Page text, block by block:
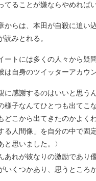
てることが嫌ならやめれば
らは、本田が自殺に追い
読みとれる。
トには多くの人々から疑
は自身のツイッターアカウ
に感謝するのはいいと思
様子なんてひとつも出てこ
どこから出てきたのかよく
る人間像」を自分の中で
と思いました。〉
あれが彼なりの激励であ
いくつかあり、思うところ